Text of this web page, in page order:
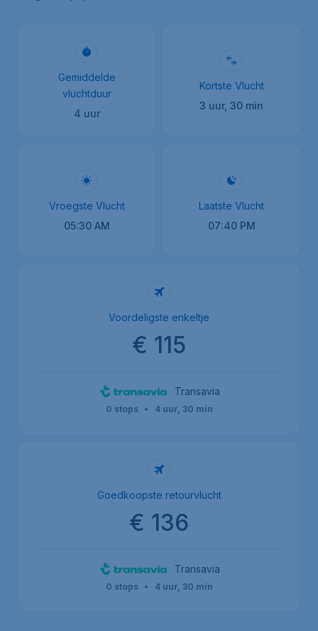
Gemiddelde
vluchtduur
4 uur
Kortste Vlucht
3 uur, 30 min
Vroegste Vlucht
05:30 AM
Laatste Vlucht
07:40 PM
Voordeligste enkeltje
€ 115
Transavia
0 stops • 4 uur, 30 min
Goedkoopste retourvlucht
€ 136
Transavia
0 stops • 4 uur, 30 min